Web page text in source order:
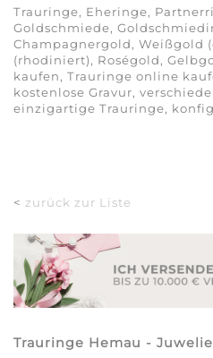
Trauringe, Eheringe,
Goldschmiede,
Champagnergold, Weißgold
(rhodiniert), Roségold,
kaufen, Trauringe online
kostenlose Gravur,
einzigartige Trauringe,
< zurück zur Liste
Trauringe Hemau -